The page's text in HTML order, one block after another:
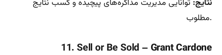
نتایج: توانایی مدیریت مذاکره‌های پیچیده و کسب نتایج
مطلوب.
11. Sell or Be Sold – Grant Cardone